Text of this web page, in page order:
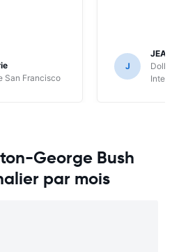
San Francisco
J
George Bush
par mois